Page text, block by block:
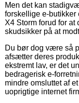
Men det kan
forskellige e-butikker
X4 Storm forud for at
skudsikker på at
Du bør dog være så
afsætter deres
ekstremt lav, er det
bedragerisk e-
mindre omsluttet af
uoprigtige internet